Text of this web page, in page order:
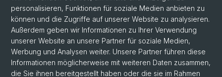
Social Media
Twitter
© Universität Basel
personalisieren, Funktionen für soziale Medien anbieten zu
können und die Zugriffe auf unserer Website zu analysieren.
Außerdem geben wir Informationen zu Ihrer Verwendung
unserer Website an unsere Partner für soziale Medien,
Werbung und Analysen weiter. Unsere Partner führen diese
Informationen möglicherweise mit weiteren Daten zusammen,
die Sie ihnen bereitgestellt haben oder die sie im Rahmen